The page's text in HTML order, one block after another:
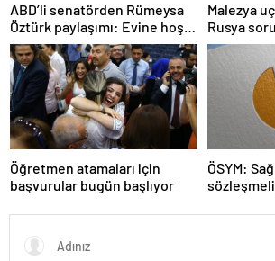
ABD’li senatörden Rümeysa
Öztürk paylaşımı: Evine hoş
geldin!
Malezya
Rusya
Öğretmen atamaları için
başvurular bugün başlıyor
ÖSYM:
sözleşmeli